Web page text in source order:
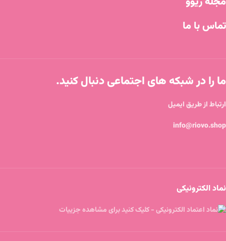
تماس با ما
ما را در شبکه های اجتماعی دنبال کنید.
ارتباط از طریق ایمیل
info@riovo.shop
نماد الکترونیکی